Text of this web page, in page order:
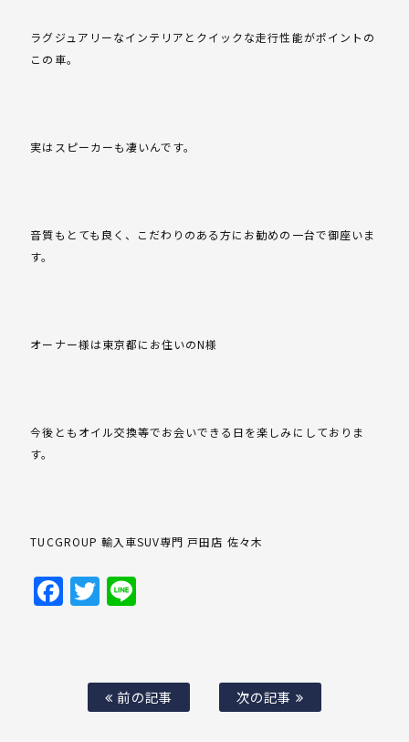
ラグジュアリーなインテリアとクイックな走行性能がポイントの
この車。
実はスピーカーも凄いんです。
音質もとても良く、こだわりのある方にお勧めの一台で御座いま
す。
オーナー様は東京都にお住いのN様
今後ともオイル交換等でお会いできる日を楽しみにしておりま
す。
TUCGROUP 輸入車SUV専門 戸田店 佐々木
Facebook
Twitter
前の記事 次の記事